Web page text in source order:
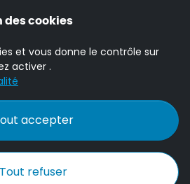
des cookies
et vous donne le contrôle sur
activer .
accepter
Tout refuser